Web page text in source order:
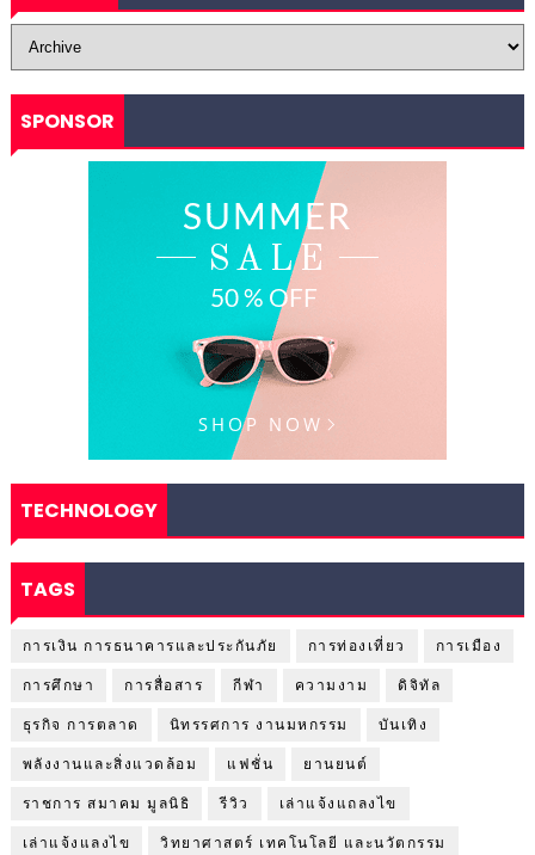
SPONSOR
TECHNOLOGY
TAGS
การเงิน การธนาคารและประกันภัย การท่องเที่ยว
การเมือง
การศึกษา
การสื่อสาร กีฬา ความงาม
ดิจิทัล
ธุรกิจ การตลาด
นิทรรศการ งานมหกรรม
บันเทิง
พลังงานและสิ่งแวดล้อม
แฟชั่น
ยานยนต์
ราชการ สมาคม มูลนิธิ
รีวิว
เล่าแจ้งแถลงไข
เล่าแจ้งแลงไข
วิทยาศาสตร์ เทคโนโลยี และนวัตกรรม